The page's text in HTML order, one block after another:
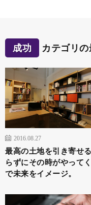
成功 カテゴリ
2016.08.27
最高の土地を引き寄せ
らずにその時がやって
で未来をイメージ。